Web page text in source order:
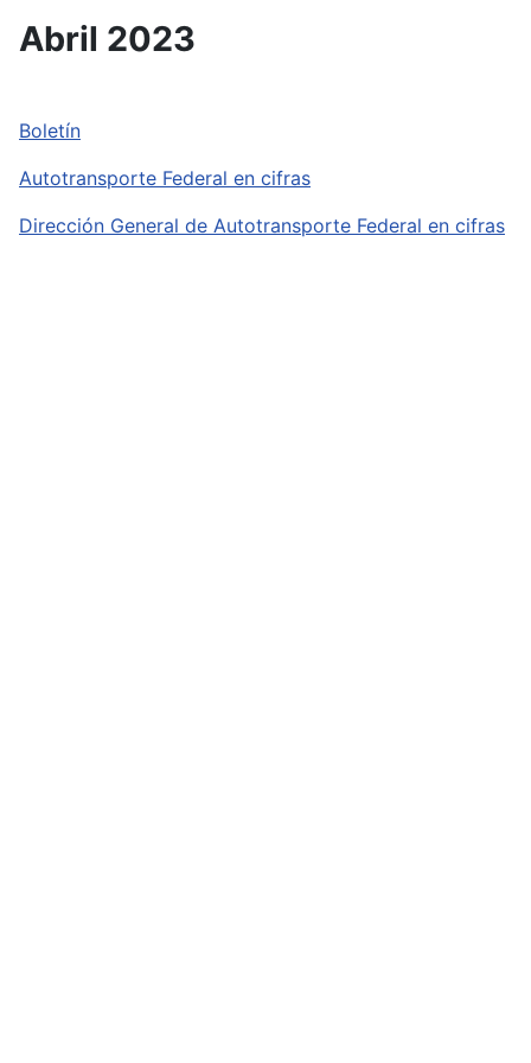
Abril 2023
Boletín
Autotransporte Federal en cifras
Dirección General de Autotransporte Federal en cifras